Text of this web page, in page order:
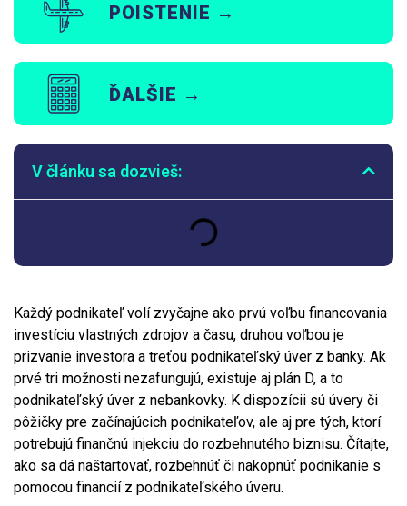
POISTENIE →
ĎALŠIE →
V článku sa dozvieš:
Každý podnikateľ volí zvyčajne ako prvú voľbu financovania
investíciu vlastných zdrojov a času, druhou voľbou je
prizvanie investora a treťou podnikateľský úver z banky. Ak
prvé tri možnosti nezafungujú, existuje aj plán D, a to
podnikateľský úver z nebankovky. K dispozícii sú úvery či
pôžičky pre začínajúcich podnikateľov, ale aj pre tých, ktorí
potrebujú finančnú injekciu do rozbehnutého biznisu. Čítajte,
ako sa dá naštartovať, rozbehnúť či nakopnúť podnikanie s
pomocou financií z podnikateľského úveru.